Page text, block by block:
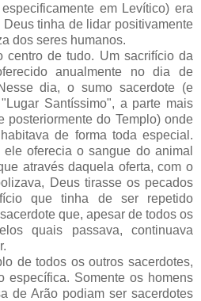
em Levítico) era
tinha de lidar positivamente
dos seres humanos.
centro de tudo. Um sacrifício da
anualmente no dia de
dia, o sumo sacerdote (e
Santíssimo", a parte mais
posteriormente do Templo) onde
de forma toda especial.
oferecia o sangue do animal
através daquela oferta, com o
Deus tirasse os pecados
que tinha de ser repetido
que, apesar de todos os
quais passava, continuava
de todos os outros sacerdotes,
específica. Somente os homens
de Arão podiam ser sacerdotes